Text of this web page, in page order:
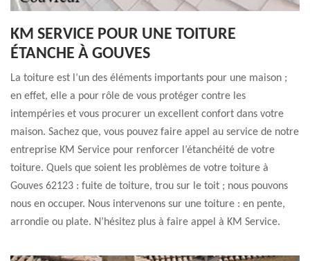
KM SERVICE POUR UNE TOITURE
ÉTANCHE À GOUVES
La toiture est l’un des éléments importants pour une maison ;
en effet, elle a pour rôle de vous protéger contre les
intempéries et vous procurer un excellent confort dans votre
maison. Sachez que, vous pouvez faire appel au service de notre
entreprise KM Service pour renforcer l’étanchéité de votre
toiture. Quels que soient les problèmes de votre toiture à
Gouves 62123 : fuite de toiture, trou sur le toit ; nous pouvons
nous en occuper. Nous intervenons sur une toiture : en pente,
arrondie ou plate. N’hésitez plus à faire appel à KM Service.